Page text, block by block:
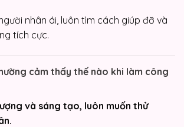
nhân ái, luôn tìm cách giúp đỡ và
tích cực.
cảm thấy thế nào khi làm công
và sáng tạo, luôn muốn thử